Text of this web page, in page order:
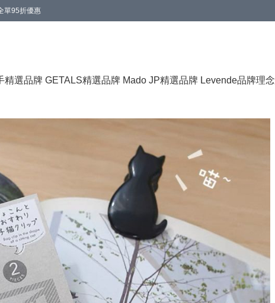
單95折優惠
精選品牌 GETALS精選品牌 Mado JP精選品牌 Levende品牌理念